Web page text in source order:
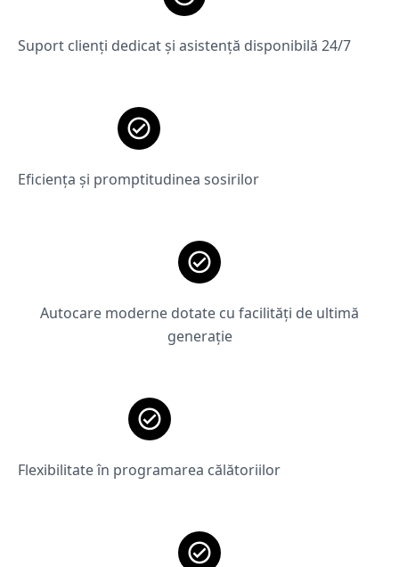
Suport clienți dedicat și asistență disponibilă 24/7
Eficiența și promptitudinea sosirilor
Autocare moderne dotate cu facilități de ultimă
generație
Flexibilitate în programarea călătoriilor